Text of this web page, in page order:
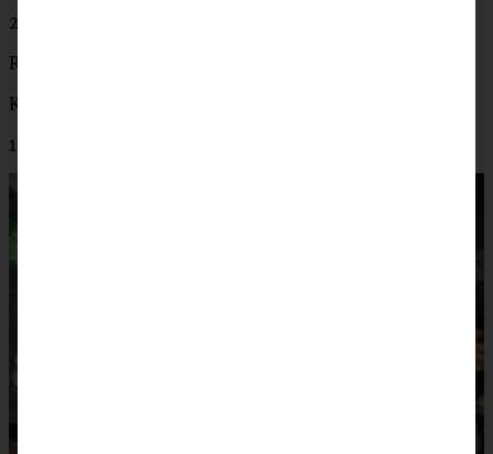
200 g Marzipan
Roter Gelee (Johannisbeere, rote Früchte, etc.)
Kuvertüre Zartbitter
150 g Walnusskerne von Kluth